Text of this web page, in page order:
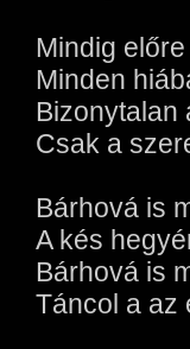
Mindig
Minden
Bizonytalan
Csak a
Bárhová is
A kés
Bárhová is
Táncol a az